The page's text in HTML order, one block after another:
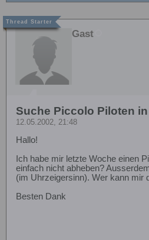
Gast
Suche Piccolo Piloten
12.05.2002, 21:48
Hallo!
Ich habe mir letzte Woche einen
einfach nicht abheben?
(im Uhrzeigersinn). Wer kann mir
Besten Dank